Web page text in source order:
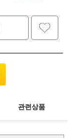
관련상품